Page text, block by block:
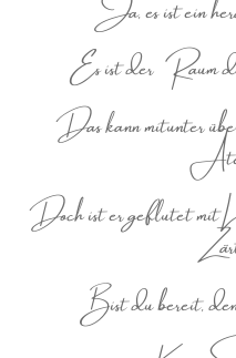
Es ist der Raum
Das kann mitunter
Doch ist er geflutet mit
Bist du bereit,